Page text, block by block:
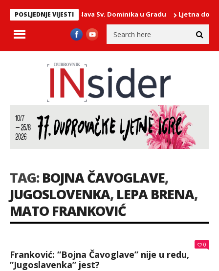
POSLJEDNJE VIJESTIProslava Sv. Dominika u Gradu Ljetna
TAG:BOJNA ČAVOGLAVE,
JUGOSLOVENKA, LEPA BRENA,
MATO FRANKOVIĆ
0
Franković: “Bojna Čavoglave” nije u redu,
“Jugoslavenka” jest?